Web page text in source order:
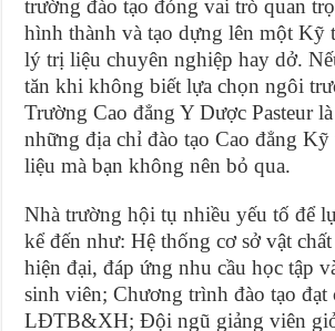
trường đào tạo đóng vai trò quan
hình thành và tạo dựng lên một Kỹ
lý trị liệu chuyên nghiệp hay dở.
tăn khi không biết lựa chọn ngôi
Trường Cao đẳng Y Dược Pasteur
những địa chỉ đào tạo Cao đẳng
liệu mà bạn không nên bỏ qua.
Nhà trường hội tụ nhiều yếu tố để
kể đến như: Hệ thống cơ sở vật
hiện đại, đáp ứng nhu cầu học tập
sinh viên; Chương trình đào tạo đạt
LĐTB&XH; Đội ngũ giảng viên